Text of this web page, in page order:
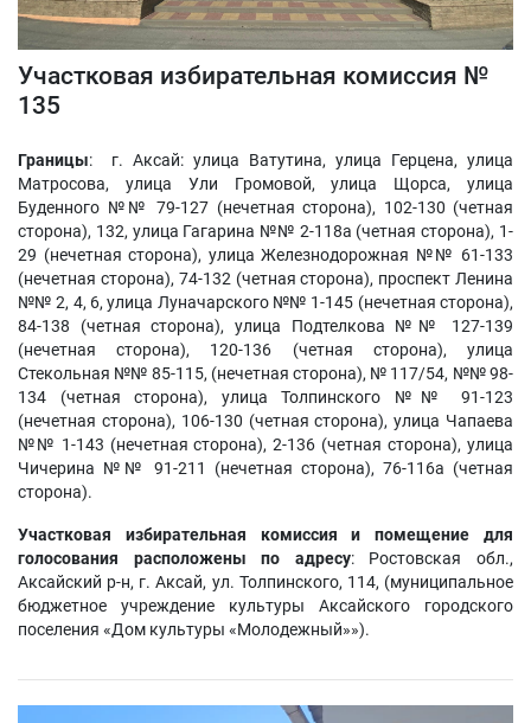
Участковая избирательная комиссия №
135
Границы: г. Аксай: улица Ватутина, улица Герцена, улица
Матросова, улица Ули Громовой, улица Щорса, улица
Буденного №№ 79-127 (нечетная сторона), 102-130 (четная
сторона), 132, улица Гагарина №№ 2-118а (четная сторона), 1-
29 (нечетная сторона), улица Железнодорожная №№ 61-133
(нечетная сторона), 74-132 (четная сторона), проспект Ленина
№№ 2, 4, 6, улица Луначарского №№ 1-145 (нечетная сторона),
84-138 (четная сторона), улица Подтелкова №№ 127-139
(нечетная сторона), 120-136 (четная сторона), улица
Стекольная №№ 85-115, (нечетная сторона), № 117/54, №№ 98-
134 (четная сторона), улица Толпинского №№ 91-123
(нечетная сторона), 106-130 (четная сторона), улица Чапаева
№№ 1-143 (нечетная сторона), 2-136 (четная сторона), улица
Чичерина №№ 91-211 (нечетная сторона), 76-116а (четная
сторона).
Участковая избирательная комиссия и помещение для
голосования расположены по адресу: Ростовская обл.,
Аксайский р-н, г. Аксай, ул. Толпинского, 114, (муниципальное
бюджетное учреждение культуры Аксайского городского
поселения «Дом культуры «Молодежный»»).